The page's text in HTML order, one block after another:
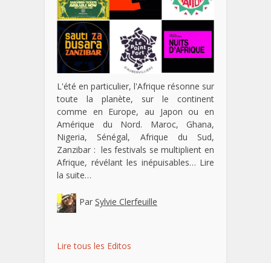
L'été en particulier, l'Afrique résonne sur
toute la planète, sur le continent
comme en Europe, au Japon ou en
Amérique du Nord. Maroc, Ghana,
Nigeria, Sénégal, Afrique du Sud,
Zanzibar : les festivals se multiplient en
Afrique, révélant les inépuisables… Lire
la suite…
Par Sylvie Clerfeuille
Lire tous les Editos